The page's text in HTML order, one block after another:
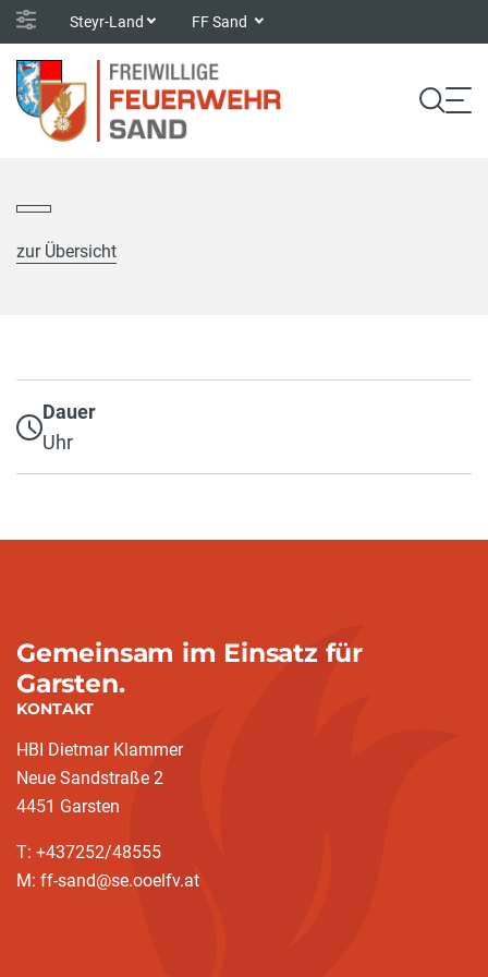
Steyr-Land FF Sand
zur Übersicht
Dauer
Uhr
Gemeinsam im Einsatz für
Garsten.
KONTAKT
HBI Dietmar Klammer
Neue Sandstraße 2
4451 Garsten
T: +437252/48555
M: ff-sand@se.ooelfv.at